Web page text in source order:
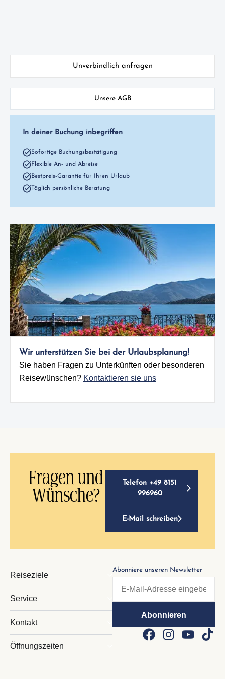
Unverbindlich anfragen
Unsere AGB
In deiner Buchung inbegriffen
Sofortige Buchungsbestätigung
Flexible An- und Abreise
Bestpreis-Garantie für Ihren Urlaub
Täglich persönliche Beratung
Wir unterstützen Sie bei der Urlaubsplanung!
Sie haben Fragen zu Unterkünften oder besonderen
Reisewünschen? Kontaktieren sie uns
Fragen und
Wünsche?
Telefon +49 8151
996960
E-Mail schreiben
Reiseziele
Service
Kontakt
Öffnungszeiten
Abonniere unseren Newsletter